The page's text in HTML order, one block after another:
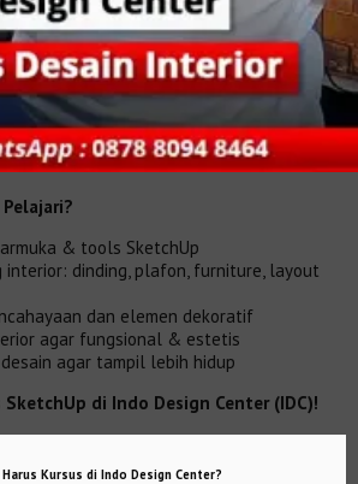
& tools SketchUp
interior: dinding, plafon, furniture, layout
dan elemen dekoratif
agar fungsional & estetis
agar tampil lebih hidup
SketchUp di Indo Design Center (IDC)!
Harus Kursus di Indo Design Center?